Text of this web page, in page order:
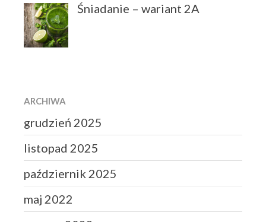
Śniadanie – wariant 2A
ARCHIWA
grudzień 2025
listopad 2025
październik 2025
maj 2022